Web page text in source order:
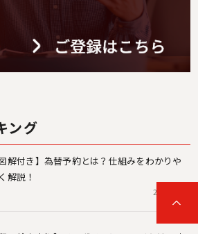
ング
図解付き】為替予約とは？仕組みをわかりや
解説！
2023.06.26